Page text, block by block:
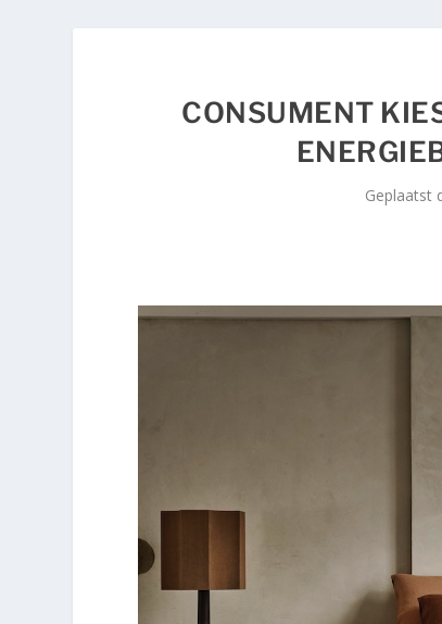
CONSUMENT
Geplaatst